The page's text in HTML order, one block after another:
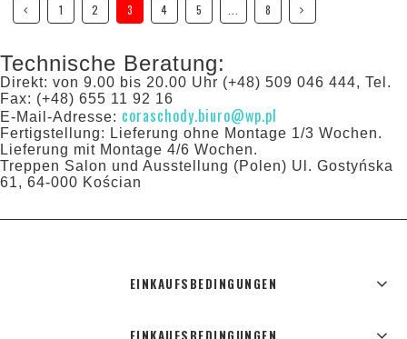
1 2 3 4 5 8
Technische Beratung:
Direkt: von 9.00 bis 20.00 Uhr (+48) 509 046 444, Tel.
Fax: (+48) 655 11 92 16
E-Mail-Adresse: coraschody.biuro@wp.pl
Fertigstellung: Lieferung ohne Montage 1/3 Wochen.
Lieferung mit Montage 4/6 Wochen.
Treppen Salon und Ausstellung (Polen) Ul. Gostyńska
61, 64-000 Kościan
EINKAUFSBEDINGUNGEN
EINKAUFSBEDINGUNGEN